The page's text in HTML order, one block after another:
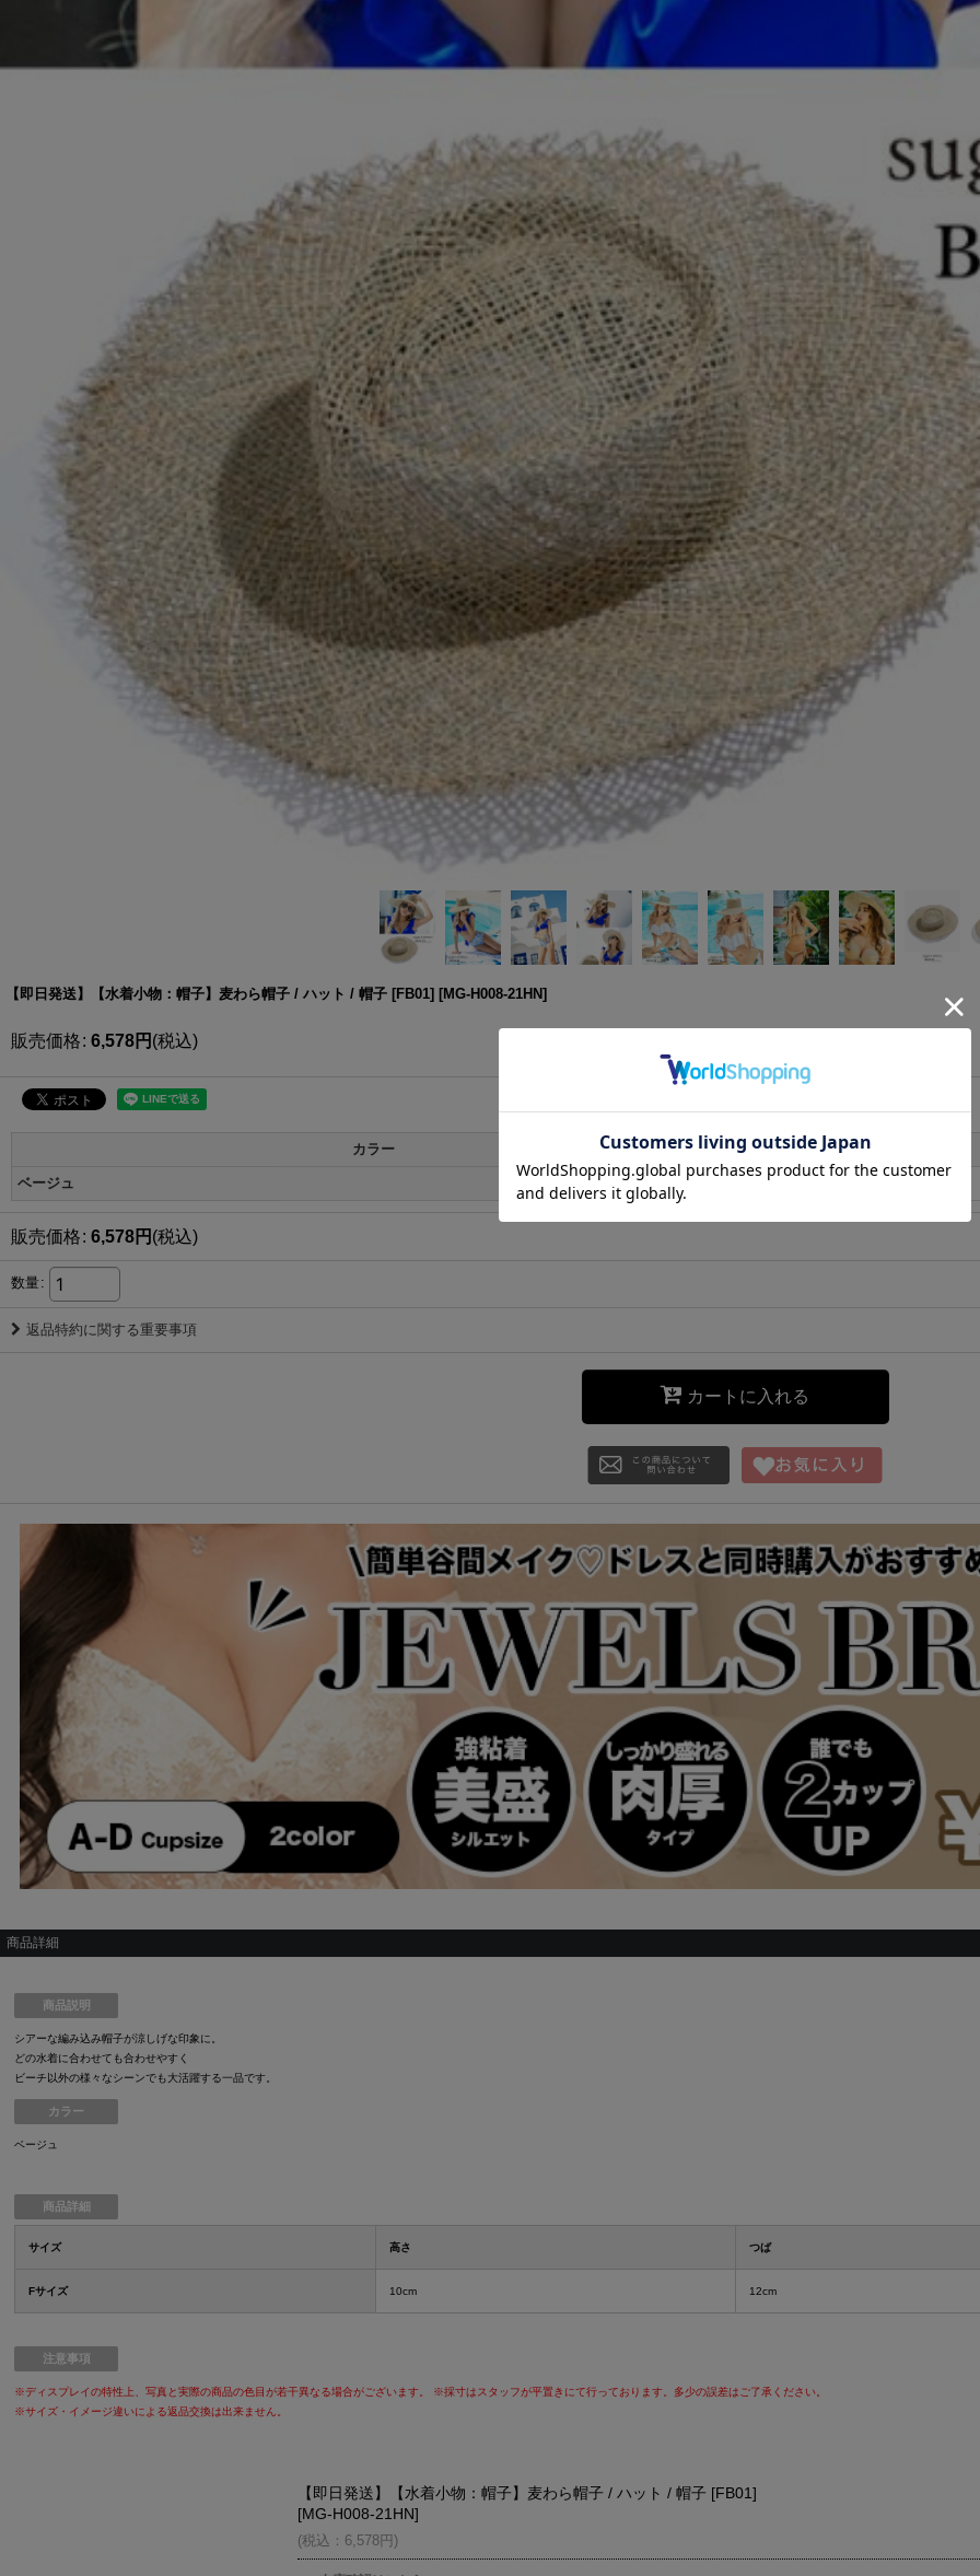
【即日発送】【水着小物：帽子】麦わら帽子 / ハット / 帽子 [FB01] [MG-H008-21HN]
販売価格: 6,578円 (税込)
カラー
ベージュ
販売価格: 6,578円 (税込)
数量:
返品特約に関する重要事項
カートに入れる
商品詳細
商品説明
シアーな編み込み帽子が涼しげな印象に。
どの水着に合わせても合わせやすく
ビーチ以外の様々なシーンでも大活躍する一品です。
カラー
ベージュ
商品詳細
サイズ 高さ つば
Fサイズ 10cm 12cm
注意事項
※ディスプレイの特性上、写真と実際の商品の色目が若干異なる場合がございます。 ※採寸はスタッフが平置きにて行っております。多少の誤差はご了承ください。
※サイズ・イメージ違いによる返品交換は出来ません。